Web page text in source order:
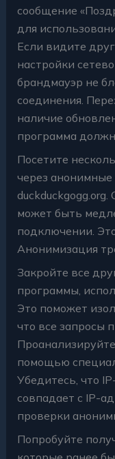
сообщение
для
Если видите
настройки
брандмауэр не
соединения.
наличие
программа
Посетите
через анонимные
duckduckgogg.org.
может быть
подключении.
Анонимизация
Закройте все
программы,
Это поможет
что все запросы
помощью
Убедитесь, что
совпадает с IP-
проверки
Попробуйте